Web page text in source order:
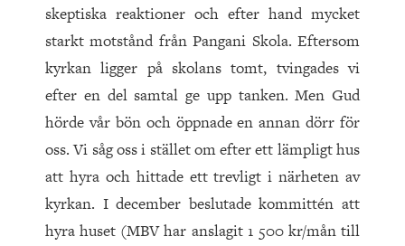
skeptiska reaktioner och efter hand mycket
starkt motstånd från Pangani Skola. Eftersom
kyrkan ligger på skolans tomt, tvingades vi
efter en del samtal ge upp tanken. Men Gud
hörde vår bön och öppnade en annan dörr för
oss. Vi såg oss i stället om efter ett lämpligt hus
att hyra och hittade ett trevligt i närheten av
kyrkan. I december beslutade kommittén att
hyra huset (MBV har anslagit 1 500 kr/mån till